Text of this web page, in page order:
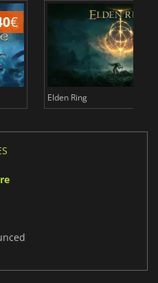
€
Elden Ring